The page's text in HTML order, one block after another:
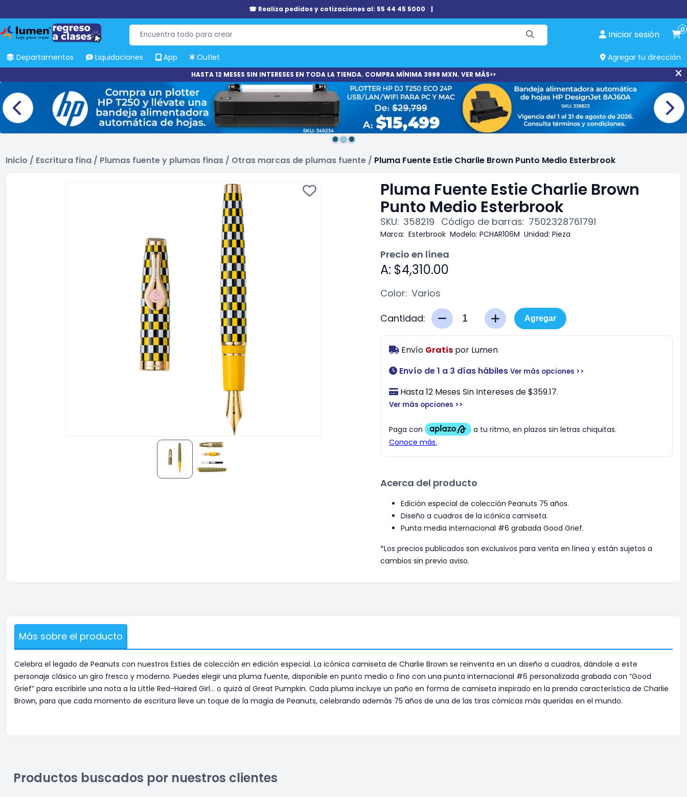
☎ Realiza pedidos y cotizaciones al: 55 44 45 5000 |
Iniciar sesión 0
Departamentos Liquidaciones App Outlet Agregar tu dirección
HASTA 12 MESES SIN INTERESES EN TODA LA TIENDA. COMPRA MÍNIMA 3999 MXN. VER MÁS>>
Inicio / Escritura fina / Plumas fuente y plumas finas / Otras marcas de plumas fuente / Pluma Fuente Estie Charlie Brown Punto Medio Esterbrook
Pluma Fuente Estie Charlie Brown
Punto Medio Esterbrook
SKU: 358219 Código de barras: 7502328761791
Marca: Esterbrook Modelo: PCHAR106M Unidad: Pieza
Precio en línea
A: $4,310.00
Color: Varios
Cantidad:
Agregar
Envío Gratispor Lumen
Envío de 1 a 3 días hábiles Ver más opciones >>
Hasta 12 Meses Sin Intereses de $359.17.
Ver más opciones >>
Acerca del producto
Edición especial de colección Peanuts 75 años.
Diseño a cuadros de la icónica camiseta.
Punta media internacional #6 grabada Good Grief.
*Los precios publicados son exclusivos para venta en línea y están sujetos a
cambios sin previo aviso.
Más sobre el producto
Celebra el legado de Peanuts con nuestros Esties de colección en edición especial. La icónica camiseta de Charlie Brown se reinventa en un diseño a cuadros, dándole a este
personaje clásico un giro fresco y moderno. Puedes elegir una pluma fuente, disponible en punto medio o fino con una punta internacional #6 personalizada grabada con “Good
Grief” para escribirle una nota a la Little Red-Haired Girl… o quizá al Great Pumpkin. Cada pluma incluye un paño en forma de camiseta inspirado en la prenda característica de Charlie
Brown, para que cada momento de escritura lleve un toque de la magia de Peanuts, celebrando además 75 años de una de las tiras cómicas más queridas en el mundo.
Productos buscados por nuestros clientes